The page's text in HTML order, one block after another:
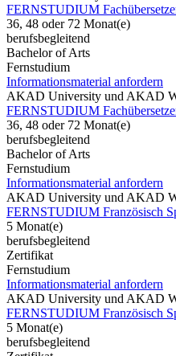
FERNSTUDIUM
36, 48 oder 72 Monat(e)
berufsbegleitend
Bachelor of Arts
Fernstudium
Informationsmaterial anfordern
AKAD University und AKAD
FERNSTUDIUM
36, 48 oder 72 Monat(e)
berufsbegleitend
Bachelor of Arts
Fernstudium
Informationsmaterial anfordern
AKAD University und AKAD
FERNSTUDIUM Französisch
5 Monat(e)
berufsbegleitend
Zertifikat
Fernstudium
Informationsmaterial anfordern
AKAD University und AKAD
FERNSTUDIUM Französisch
5 Monat(e)
berufsbegleitend